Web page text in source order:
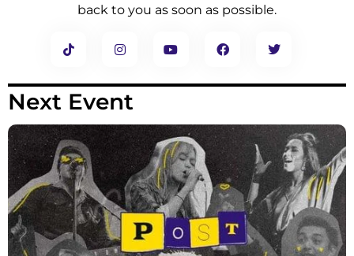
back to you as soon as possible.
Next Event